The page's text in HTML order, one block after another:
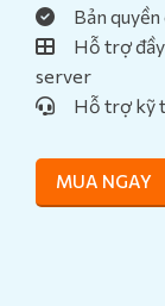
Bản
Hỗ trợ
server
Hỗ trợ kỹ
MUA NGAY